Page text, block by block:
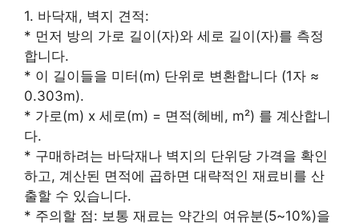
1. 바닥재, 벽지 견적:
* 먼저 방의 가로 길이(자)와 세로 길이(자)를 측정
합니다.
* 이 길이들을 미터(m) 단위로 변환합니다 (1자 ≈
0.303m).
* 가로(m) x 세로(m) = 면적(헤베, m²) 를 계산합니
다.
* 구매하려는 바닥재나 벽지의 단위당 가격을 확인
하고, 계산된 면적에 곱하면 대략적인 재료비를 산
출할 수 있습니다.
* 주의할 점: 보통 재료는 약간의 여유분(5~10%)을